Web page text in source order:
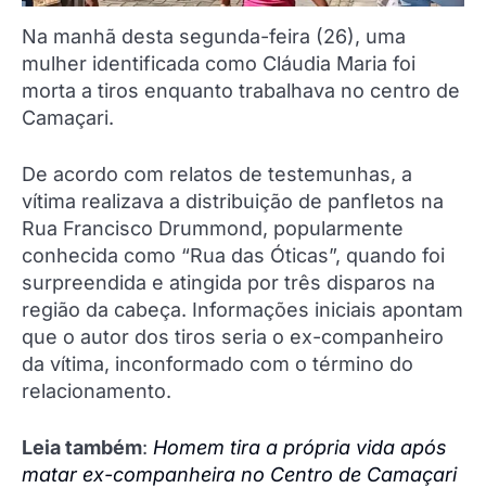
Na manhã desta segunda-feira (26), uma
mulher identificada como Cláudia Maria foi
morta a tiros enquanto trabalhava no centro de
Camaçari.
De acordo com relatos de testemunhas, a
vítima realizava a distribuição de panfletos na
Rua Francisco Drummond, popularmente
conhecida como “Rua das Óticas”, quando foi
surpreendida e atingida por três disparos na
região da cabeça. Informações iniciais apontam
que o autor dos tiros seria o ex-companheiro
da vítima, inconformado com o término do
relacionamento.
Leia também: Homem tira a própria vida após
matar ex-companheira no Centro de Camaçari